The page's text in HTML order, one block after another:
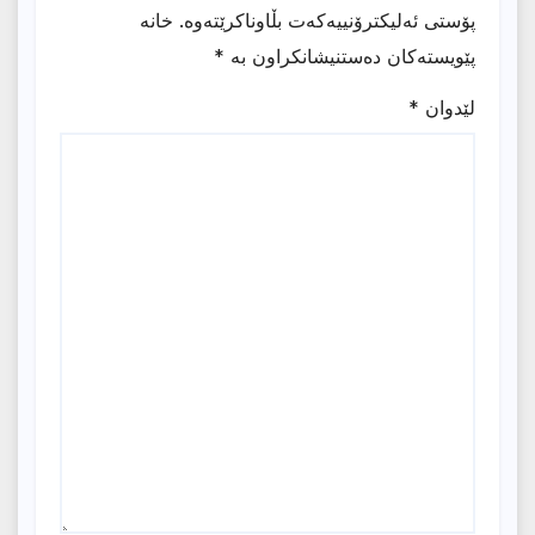
پۆستی ئەلیکترۆنییەکەت بڵاوناکرێتەوە. خانە
پێویستەکان دەستنیشانکراون بە *
لێدوان *